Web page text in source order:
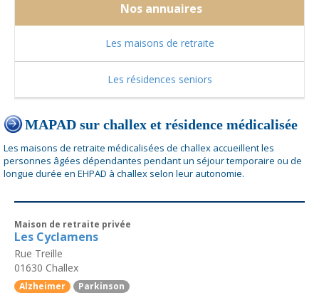
Nos annuaires
Les maisons de retraite
Les résidences seniors
MAPAD sur challex et résidence médicalisée
Les maisons de retraite médicalisées de challex accueillent les
personnes âgées dépendantes pendant un séjour temporaire ou de
longue durée en EHPAD à challex selon leur autonomie.
Maison de retraite privée
Les Cyclamens
Rue Treille
01630 Challex
Alzheimer Parkinson